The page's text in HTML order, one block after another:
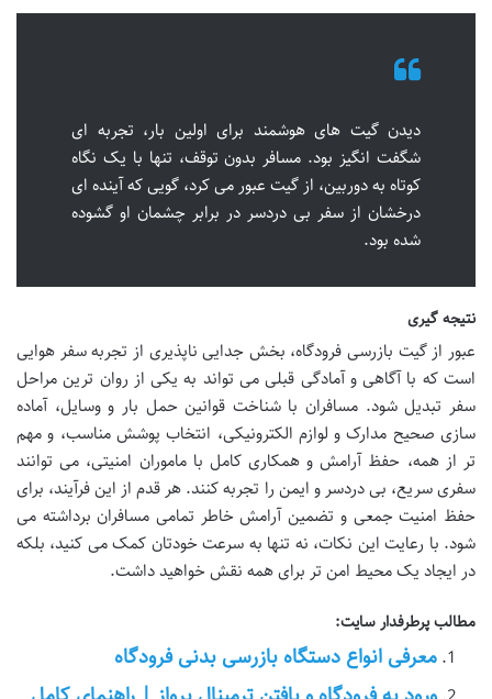
دیدن گیت های هوشمند برای اولین بار، تجربه ای
شگفت انگیز بود. مسافر بدون توقف، تنها با یک نگاه
کوتاه به دوربین، از گیت عبور می کرد، گویی که آینده ای
درخشان از سفر بی دردسر در برابر چشمان او گشوده
شده بود.
نتیجه گیری
عبور از گیت بازرسی فرودگاه، بخش جدایی ناپذیری از تجربه سفر هوایی
است که با آگاهی و آمادگی قبلی می تواند به یکی از روان ترین مراحل
سفر تبدیل شود. مسافران با شناخت قوانین حمل بار و وسایل، آماده
سازی صحیح مدارک و لوازم الکترونیکی، انتخاب پوشش مناسب، و مهم
تر از همه، حفظ آرامش و همکاری کامل با ماموران امنیتی، می توانند
سفری سریع، بی دردسر و ایمن را تجربه کنند. هر قدم از این فرآیند، برای
حفظ امنیت جمعی و تضمین آرامش خاطر تمامی مسافران برداشته می
شود. با رعایت این نکات، نه تنها به سرعت خودتان کمک می کنید، بلکه
در ایجاد یک محیط امن تر برای همه نقش خواهید داشت.
مطالب پرطرفدار سایت:
معرفی انواع دستگاه بازرسی بدنی فرودگاه